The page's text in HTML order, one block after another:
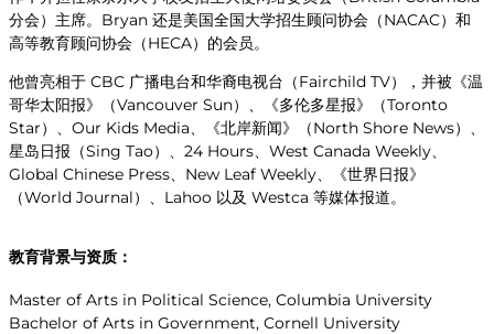
分会）主席。Bryan 还是美国全国大学招生顾问协会（NACAC）和
高等教育顾问协会（HECA）的会员。
他曾亮相于 CBC 广播电台和华裔电视台（Fairchild TV），并被《温
哥华太阳报》（Vancouver Sun）、《多伦多星报》（Toronto
Star）、Our Kids Media、《北岸新闻》（North Shore News）、
星岛日报（Sing Tao）、24 Hours、West Canada Weekly、
Global Chinese Press、New Leaf Weekly、《世界日报》
（World Journal）、Lahoo 以及 Westca 等媒体报道。
教育背景与资质：
Master of Arts in Political Science, Columbia University
Bachelor of Arts in Government, Cornell University